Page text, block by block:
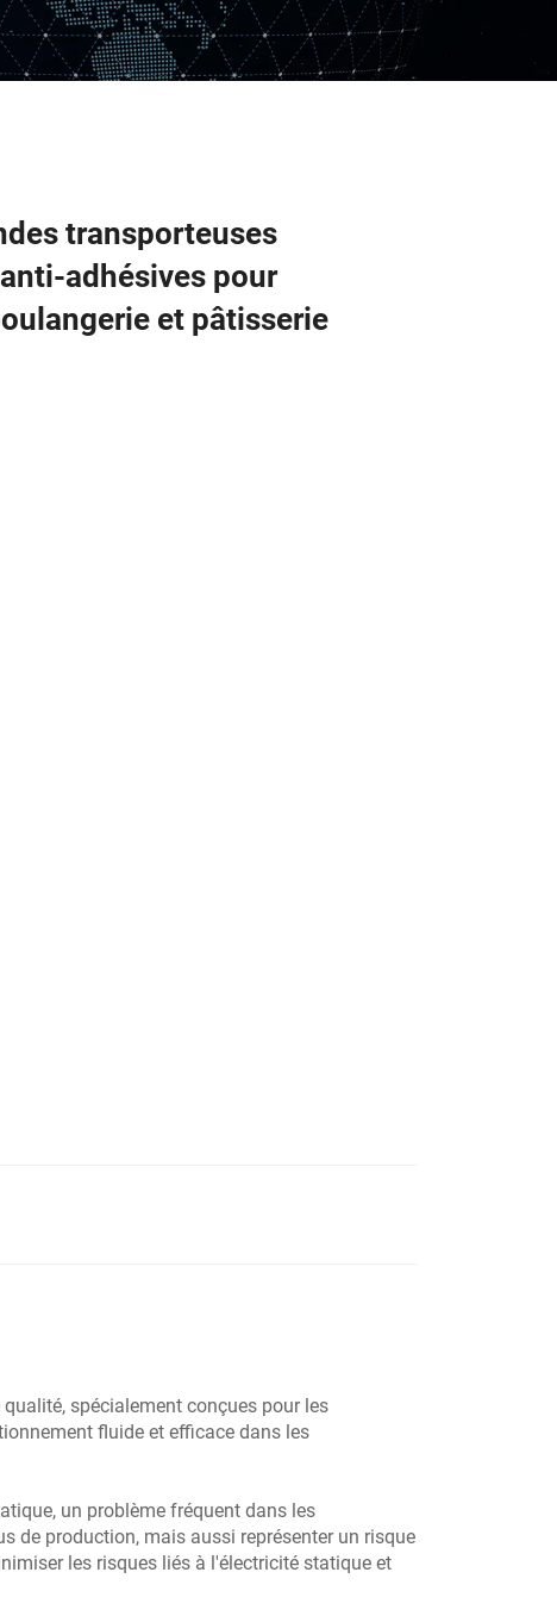
transporteuses
adhésives pour
et pâtisserie
spécialement conçues pour les
fluide et efficace dans les
un problème fréquent dans les
de production, mais aussi représenter un risque
les risques liés à l'électricité statique et